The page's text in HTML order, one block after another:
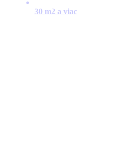
30 m2 a viac